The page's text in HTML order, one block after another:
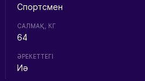
Спортсмен
CАЛМАҚ, КГ
64
ӘРЕКЕТТЕГІ
Иә